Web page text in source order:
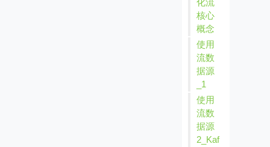
化流
核心
概念
使用
流数
据源
_1
使用
流数
据源
2_Kaf